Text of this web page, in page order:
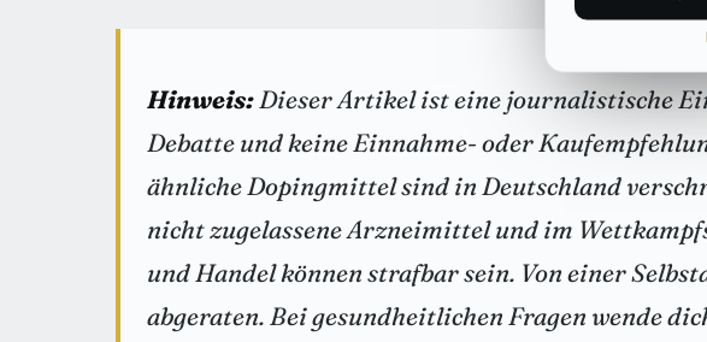
Hinweis: Dieser Artikel ist eine journalistische
Debatte und keine Einnahme- oder
ähnliche Dopingmittel sind in Deutschland
nicht zugelassene Arzneimittel und im
und Handel können strafbar sein. Von einer
abgeraten. Bei gesundheitlichen Fragen wende